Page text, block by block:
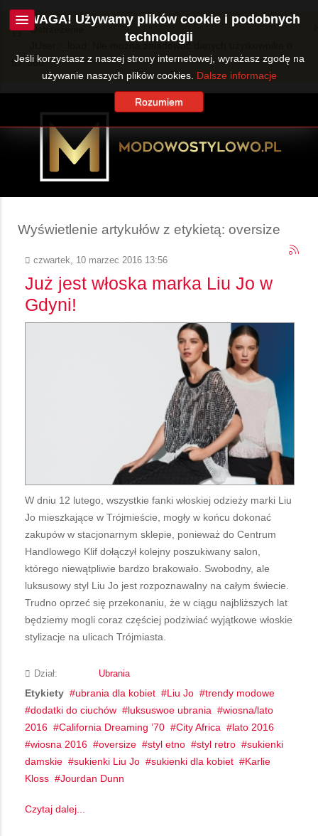
Ostrzeżenie
JUser::_load: Nie można załadować danych użytkownika o
ID: 360.
Wyświetlenie artykułów z etykietą: oversize
czwartek, 10 marzec 2016 13:56
Już jest włoska marka Liu Jo w
Gdyni!
W dniu 12 lutego, wszystkie fanki włoskiej odzieży marki Liu
Jo mieszkające w Trójmieście, mogły w końcu dokonać
zakupów w stacjonarnym sklepie, ponieważ do Centrum
Handlowego Klif dołączył kolejny poszukiwany salon,
którego niewątpliwie bardzo brakowało. Swobodny, ale
luksusowy styl Liu Jo jest rozpoznawalny na całym świecie.
Trudno oprzeć się przekonaniu, że w ciągu najbliższych lat
będziemy mogli coraz częściej podziwiać wyjątkowe włoskie
stylizacje na ulicach Trójmiasta.
Dział: Ubrania
Etykiety ubrania dla kobiet Liu Jo
trendy modowe
dodatki do ciuchów
luksuswoe ubrania
wiosna/lato
2016
California Dreaming ’70 City Africa
lato 2016
wiosna 2016
oversize styl etno styl retro
sukienki
damskie
sukienki Liu Jo sukienki dla kobiet
Karlie
Kloss
Jourdan Dunn
Czytaj dalej...
UWAGA! Używamy plików cookie i podobnych
technologii
Jeśli korzystasz z naszej strony internetowej, wyrażasz zgodę na
używanie naszych plików cookies. Dalsze informacje
Rozumiem